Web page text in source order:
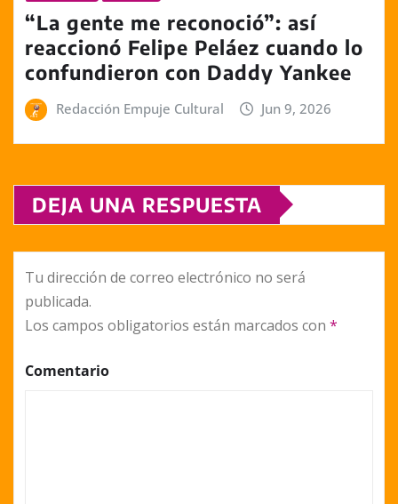
“La gente me reconoció”: así
reaccionó Felipe Peláez cuando lo
confundieron con Daddy Yankee
Redacción Empuje Cultural Jun 9, 2026
DEJA UNA RESPUESTA
Tu dirección de correo electrónico no será
publicada.
Los campos obligatorios están marcados con *
Comentario